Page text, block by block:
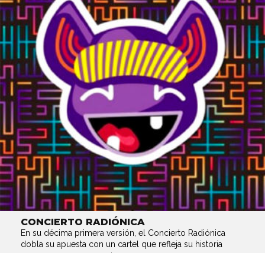
CONCIERTO RADIÓNICA
En su décima primera versión, el Concierto Radiónica
dobla su apuesta con un cartel que refleja su historia